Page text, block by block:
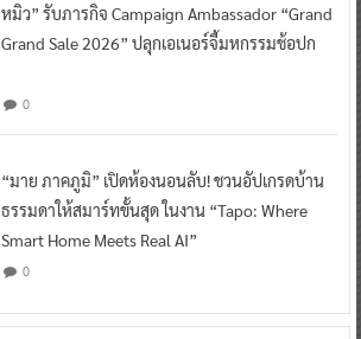
หมิว” รับภารกิจ Campaign Ambassador “Grand
Grand Sale 2026” ปลุกเอเนอร์จี้มหกรรมช้อปก
0
“มาย ภาคภูมิ” เปิดห้องนอนลับ! ชวนอัปเกรดบ้าน
ธรรมดาให้สมาร์ทขั้นสุด ในงาน “Tapo: Where
Smart Home Meets Real AI”
0